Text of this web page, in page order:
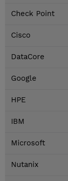
Check Point
Cisco
DataCore
Google
HPE
IBM
Microsoft
Nutanix